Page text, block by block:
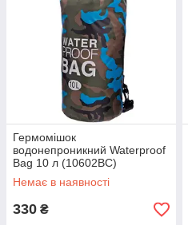
Гермомішок
водонепроникний Waterproof
Bag 10 л (10602BC)
Немає в наявності
330 ₴